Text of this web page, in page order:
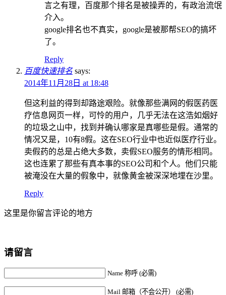
言之有理，百度那个排名是被操弄的，有政治流氓
介入。
google排名也不真实，google是被那帮SEO的搞坏
了。
Reply
百度快速排名 says:
2014年11月28日 at 18:48
但这利益的得到却路途艰险。就像那些满网的假医药医
疗信息网页一样，可怜的用户，几乎无法在这浩如烟好
的垃圾之山中，找到并确认哪家是真哪些是假。通常的
情况又是，10有8假。这在SEO行业中也近似医疗行业。
卖假药的总是占绝大多数，卖假SEO服务的情形相同。
这也连累了那些有真本事的SEO公司和个人。他们只能
被淹没在大量的假象中，就像黄金被深深地埋在沙里。
Reply
这里是你留言评论的地方
请留言
Name 称呼 (必需)
Mail 邮箱（不会公开） (必需)